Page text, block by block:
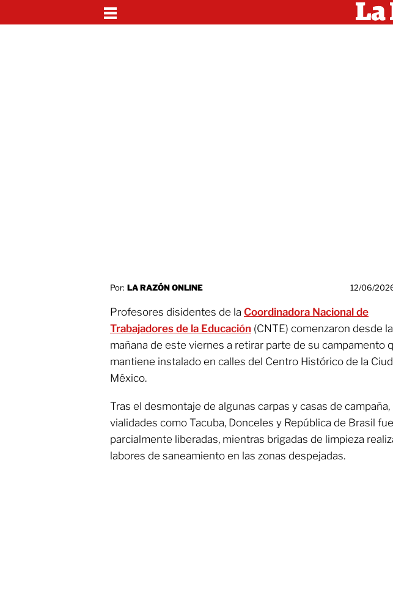
Por: LA RAZÓN ONLINE 12/06/
Profesores disidentes de la Coordinadora Nacional de
Trabajadores de la Educación (CNTE) comenzaron desde la
mañana de este viernes a retirar parte de su campamento
mantiene instalado en calles del Centro Histórico de la
México.
Tras el desmontaje de algunas carpas y casas de campaña,
vialidades como Tacuba, Donceles y República de Brasil
parcialmente liberadas, mientras brigadas de limpieza
labores de saneamiento en las zonas despejadas.